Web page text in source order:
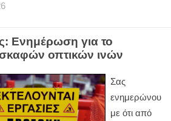
Ενημέρωση για το
οπτικών ινών
Σας
ενημερώνου
με ότι από